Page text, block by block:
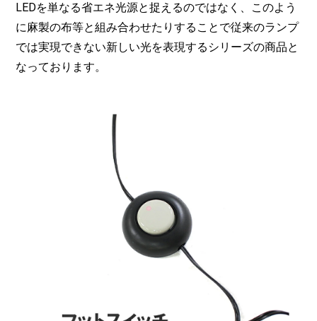
LEDを単なる省エネ光源と捉えるのではなく、このよう
に麻製の布等と組み合わせたりすることで従来のランプ
では実現できない新しい光を表現するシリーズの商品と
なっております。